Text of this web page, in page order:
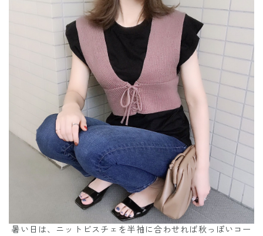
暑い日は、ニットビスチェを半袖に合わせれば秋っぽいコー